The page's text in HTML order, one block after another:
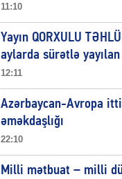
11:10
Yayın QORXULU
aylarda sürətlə
12:11
Azərbaycan-Avropa
əməkdaşlığı
22:10
Milli mətbuat – milli